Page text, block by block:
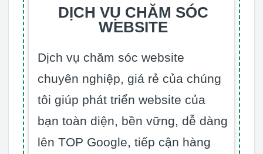
DỊCH VỤ CHĂM SÓC
WEBSITE
Dịch vụ chăm sóc website
chuyên nghiệp, giá rẻ của chúng
tôi giúp phát triển website của
bạn toàn diện, bền vững, dễ dàng
lên TOP Google, tiếp cận hàng